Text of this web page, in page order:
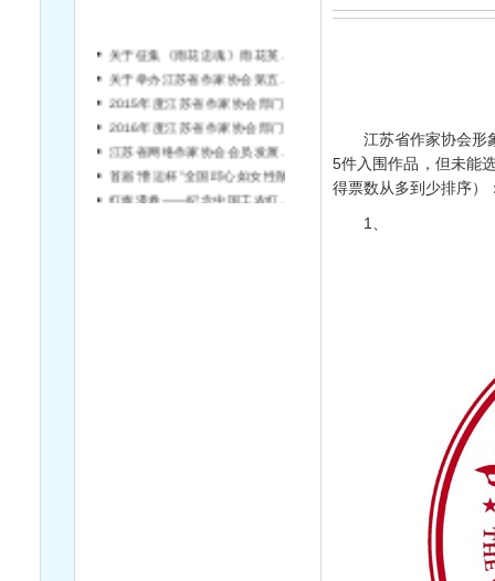
江苏省网络作家协会会员发展工作细则
红旗漫卷——纪念中国工农红军长征胜利80周年诗歌大赛启事
江苏省作家协会形象
5件入围作品，但未能
得票数从多到少排序）
1、